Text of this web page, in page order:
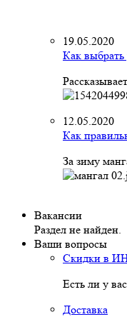
19.05.2020
Как выбрать
12.05.2020
Как
За зиму
Вакансии
Раздел не найден.
Ваши вопросы
Скидки в
Есть ли у
Доставка